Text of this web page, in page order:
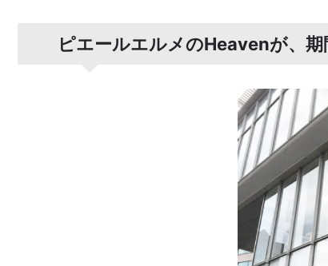
ピエールエルメのHeavenが、